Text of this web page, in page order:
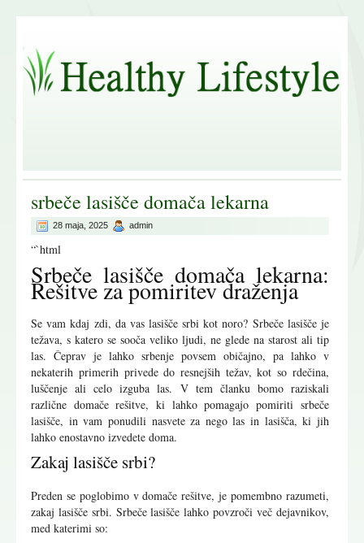
srbeče lasišče domača lekarna
28 maja, 2025 admin
“`html
Srbeče lasišče domača lekarna:
Rešitve za pomiritev draženja
Se vam kdaj zdi, da vas lasišče srbi kot noro? Srbeče lasišče je
težava, s katero se sooča veliko ljudi, ne glede na starost ali tip
las. Čeprav je lahko srbenje povsem običajno, pa lahko v
nekaterih primerih privede do resnejših težav, kot so rdečina,
luščenje ali celo izguba las. V tem članku bomo raziskali
različne domače rešitve, ki lahko pomagajo pomiriti srbeče
lasišče, in vam ponudili nasvete za nego las in lasišča, ki jih
lahko enostavno izvedete doma.
Zakaj lasišče srbi?
Preden se poglobimo v domače rešitve, je pomembno razumeti,
zakaj lasišče srbi. Srbeče lasišče lahko povzroči več dejavnikov,
med katerimi so: